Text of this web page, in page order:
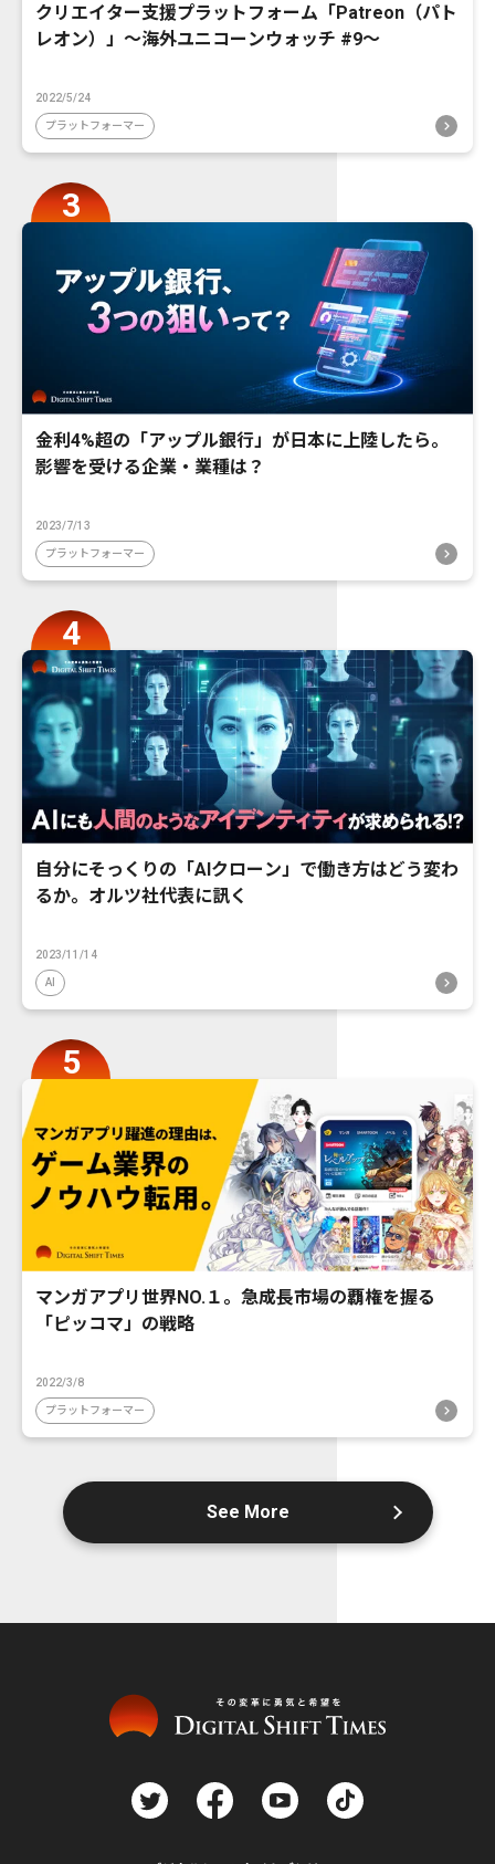
クリエイター支援プラットフォーム「Patreon（パト
レオン）」〜海外ユニコーンウォッチ #9〜
2022/5/24
プラットフォーマー
金利4%超の「アップル銀行」が日本に上陸したら。
影響を受ける企業・業種は？
2023/7/13
プラットフォーマー
自分にそっくりの「AIクローン」で働き方はどう変わ
るか。オルツ社代表に訊く
2023/11/14
AI
マンガアプリ世界NO.１。急成長市場の覇権を握る
「ピッコマ」の戦略
2022/3/8
プラットフォーマー
See More